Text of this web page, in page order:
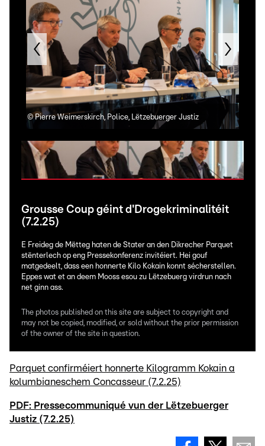
©Pierre Weimerskirch, Police, Lëtzebuerger Justiz
Grousse Coup géint d'Drogekriminalitéit
(7.2.25)
E Freideg de Mëtteg haten de Stater an den Dikrecher Parquet
stënterlech op eng Pressekonferenz invitéiert. Hei gouf
matgedeelt, dass een honnerte Kilo Kokain konnt sécherstellen.
Eppes wat et an deem Mooss esou zu Lëtzebuerg virdrun nach
net ginn ass.
The photos published on this site are subject to copyright and
may not be copied, modified, or sold without the prior permission
of the owner of the site in question.
Parquet confirméiert honnerte Kilogramm Kokain a
kolumbianeschem Concasseur (7.2.25)
PDF: Pressecommuniqué vun der Lëtzebuerger
Justiz (7.2.25)